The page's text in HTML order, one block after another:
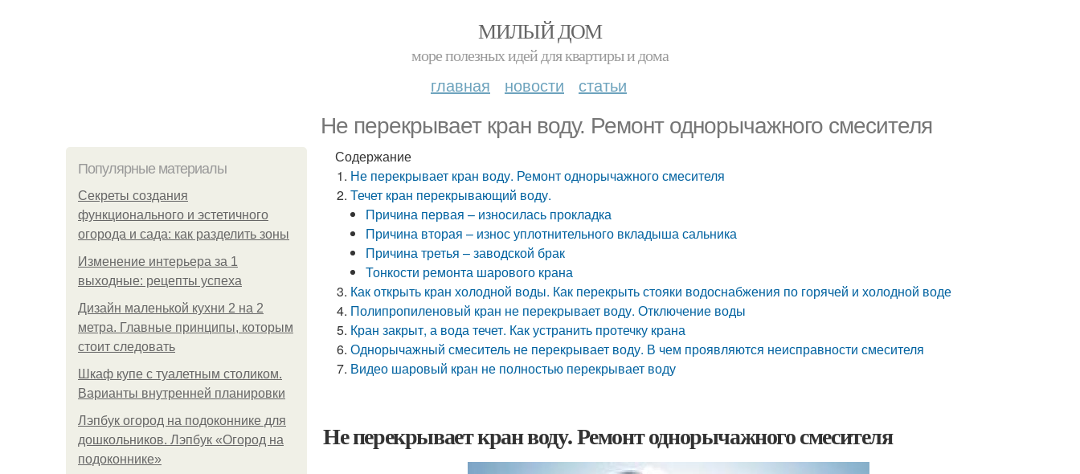
МИЛЫЙ ДОМ
море полезных идей для квартиры и дома
главная новости статьи
Не перекрывает кран воду. Ремонт однорычажного смесителя
Популярные материалы
Секреты создания
функционального и эстетичного
огорода и сада: как разделить зоны
Изменение интерьера за 1
выходные: рецепты успеха
Дизайн маленькой кухни 2 на 2
метра. Главные принципы, которым
стоит следовать
Шкаф купе с туалетным столиком.
Варианты внутренней планировки
Лэпбук огород на подоконнике для
дошкольников. Лэпбук «Огород на
подоконнике»
Содержание
Не перекрывает кран воду. Ремонт однорычажного смесителя
Течет кран перекрывающий воду.
Причина первая – износилась прокладка
Причина вторая – износ уплотнительного вкладыша сальника
Причина третья – заводской брак
Тонкости ремонта шарового крана
Как открыть кран холодной воды. Как перекрыть стояки водоснабжения по горячей и холодной воде
Полипропиленовый кран не перекрывает воду. Отключение воды
Кран закрыт, а вода течет. Как устранить протечку крана
Однорычажный смеситель не перекрывает воду. В чем проявляются неисправности смесителя
Видео шаровый кран не полностью перекрывает воду
Не перекрывает кран воду. Ремонт однорычажного смесителя